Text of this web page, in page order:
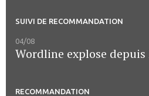
SUIVI DE RECOMMANDATION
04/08
Wordline explose depuis
RECOMMANDATION